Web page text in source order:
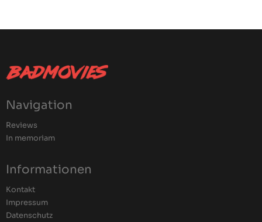
Navigation
Reviews
In memoriam
Informationen
Kontakt
Impressum
Datenschutz